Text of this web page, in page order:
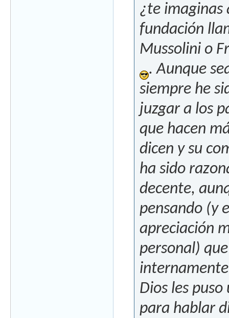
¿te imaginas
fundación
Mussolini o
. Aunque
siempre he
juzgar a los
que hacen
dicen y su
ha sido
decente,
pensando (y
apreciación
personal)
Dios les
para hablar